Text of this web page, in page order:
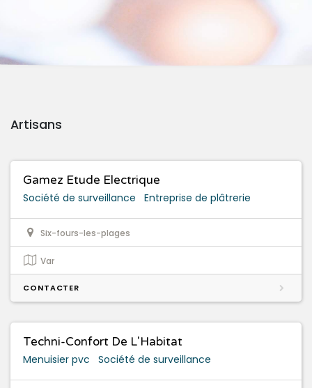
Artisans
Gamez Etude Electrique
Société de surveillance Entreprise de plâtrerie
Six-fours-les-plages
Var
CONTACTER
Techni-Confort De L'Habitat
Menuisier pvc Société de surveillance